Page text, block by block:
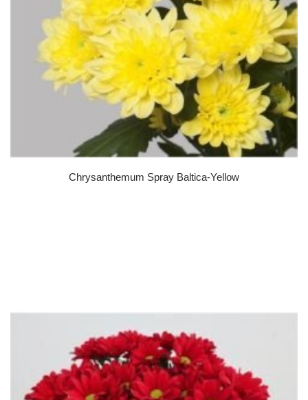
Chrysanthemum Spray Baltica-Yellow